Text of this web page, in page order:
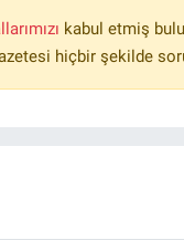
kabul etmiş
hiçbir şekilde